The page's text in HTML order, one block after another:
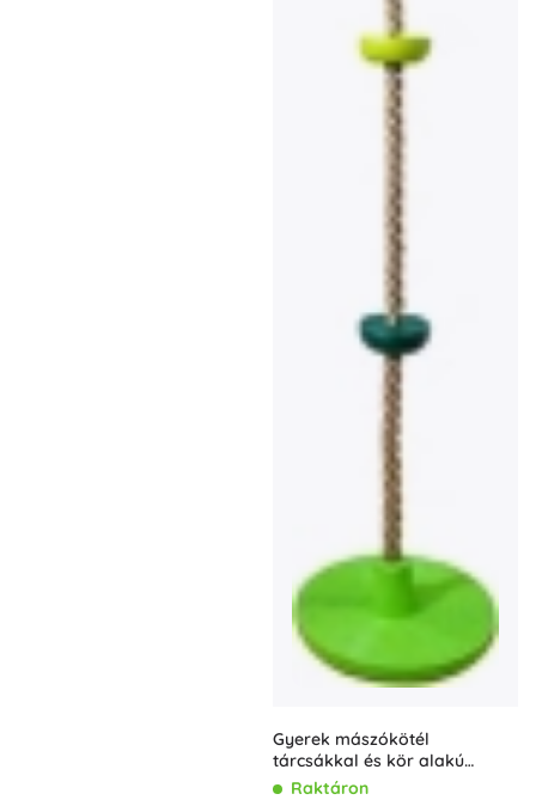
Gyerek mászókötél
tárcsákkal és kör alakú
hintával – 2Kids Toys
Raktáron